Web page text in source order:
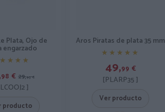
Plata, Ojo de
engarzado
98 € 29,95 €
]
producto
Aros Piratas de plata 35 mm
★★★★★
★★★★★
49,99 €
[PLARP35 ]
Ver producto